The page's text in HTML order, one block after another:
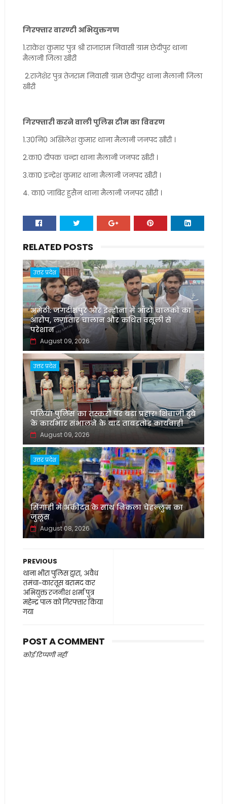
गिरफ्तार वारण्टी अभियुक्तगण
1.राकेश कुमार पुत्र श्री राजाराम निवासी ग्राम छेदीपुर थाना
मैलानी जिला खीरी
2.राजेशेर पुत्र तेजराम निवासी ग्राम छेदीपुर थाना मैलानी जिला
खीरी
गिरफ्तारी करने वाली पुलिस टीम का विवरण
1.उ0नि0 अखिलेश कुमार थाना मैलानी जनपद खीरी ।
2.का0 दीपक चन्द्रा थाना मैलानी जनपद खीरी ।
3.का0 इन्द्रेश कुमार थाना मैलानी जनपद खीरी ।
4. का0 जाबिर हुसैन थाना मैलानी जनपद खीरी ।
RELATED POSTS
उत्तर प्रदेश
अमेठी: जगदीशपुर और इन्हौना में ऑटो चालकों का
आरोप, लगातार चालान और कथित वसूली से
परेशान
August 09, 2026
उत्तर प्रदेश
पलिया पुलिस का तस्करों पर बड़ा प्रहार! शिवाजी दुबे
के कार्यभार संभालने के बाद ताबड़तोड़ कार्यवाही
August 09, 2026
उत्तर प्रदेश
सिंगाही में अकीदत के साथ निकला चेहल्लुम का
जुलूस
August 08, 2026
PREVIOUS
थाना भीरा पुलिस द्वारा, अवैध
तमंचा-कारतूस बरामद कर
अभियुक्त रजनीश शर्मा पुत्र
महेन्द्र पाल को गिरफ्तार किया
गया
POST A COMMENT
कोई टिप्पणी नहीं